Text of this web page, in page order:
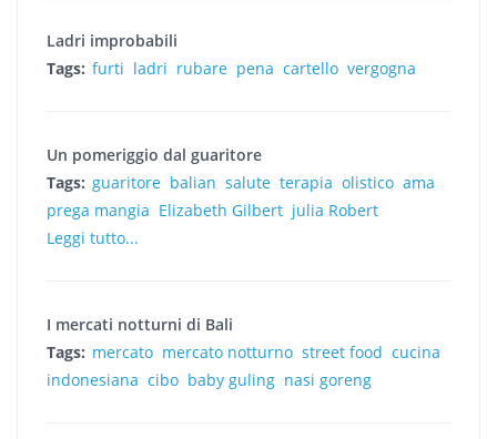
Ladri improbabili
Tags: furti ladri rubare pena cartello vergogna
Un pomeriggio dal guaritore
Tags: guaritore balian salute terapia olistico ama
prega mangia Elizabeth Gilbert julia Robert
Leggi tutto...
I mercati notturni di Bali
Tags: mercato mercato notturno street food cucina
indonesiana cibo baby guling nasi goreng